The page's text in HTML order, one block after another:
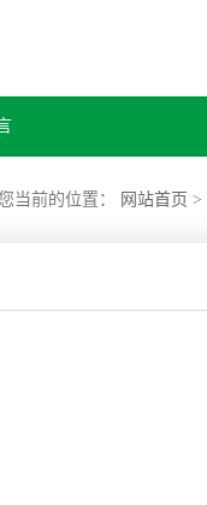
当前的位置： 网站首页 >